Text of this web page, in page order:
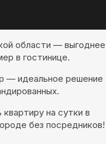
области — выгоднее
в гостинице.
— идеальное решение
на сутки в
без посредников!